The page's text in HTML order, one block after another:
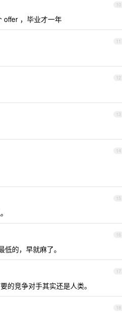
10
offer ，毕业才一年
11
12
13
14
15
16
的，早就麻了。
17
的竞争对手其实还是人类。
18